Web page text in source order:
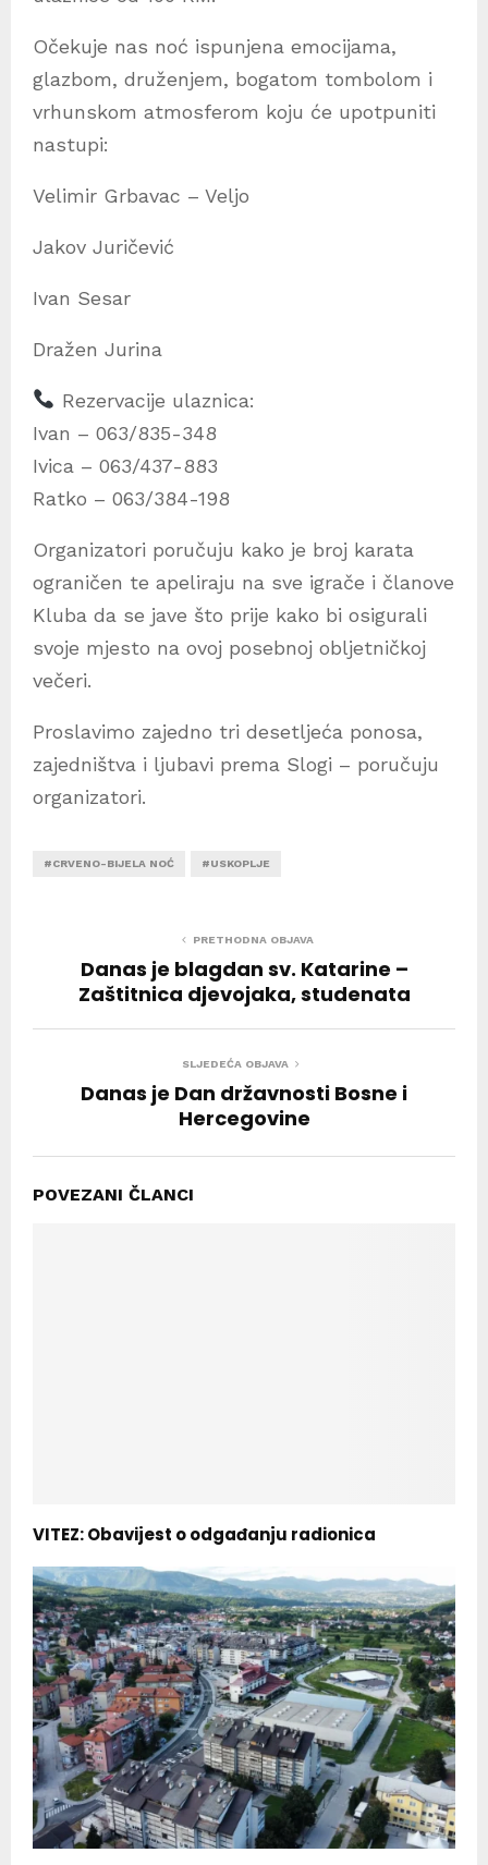
Očekuje nas noć ispunjena emocijama,
glazbom, druženjem, bogatom tombolom i
vrhunskom atmosferom koju će upotpuniti
nastupi:
Velimir Grbavac – Veljo
Jakov Juričević
Ivan Sesar
Dražen Jurina
Rezervacije ulaznica:
Ivan – 063/835-348
Ivica – 063/437-883
Ratko – 063/384-198
Organizatori poručuju kako je broj karata
ograničen te apeliraju na sve igrače i članove
Kluba da se jave što prije kako bi osigurali
svoje mjesto na ovoj posebnoj obljetničkoj
večeri.
Proslavimo zajedno tri desetljeća ponosa,
zajedništva i ljubavi prema Slogi – poručuju
organizatori.
#CRVENO-BIJELA NOĆ #USKOPLJE
PRETHODNA OBJAVA
Danas je blagdan sv. Katarine –
Zaštitnica djevojaka, studenata
SLJEDEĆA OBJAVA
Danas je Dan državnosti Bosne i
Hercegovine
POVEZANI ČLANCI
VITEZ: Obavijest o odgađanju radionica